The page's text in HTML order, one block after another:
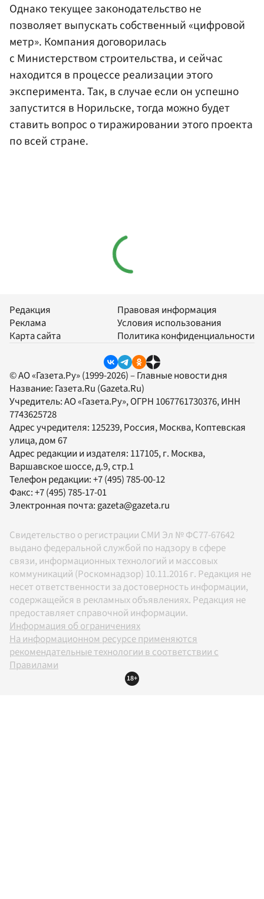
Однако текущее законодательство не
позволяет выпускать собственный «цифровой
метр». Компания договорилась
с Министерством строительства, и сейчас
находится в процессе реализации этого
эксперимента. Так, в случае если он успешно
запустится в Норильске, тогда можно будет
ставить вопрос о тиражировании этого проекта
по всей стране.
Редакция
Реклама
Карта сайта
Правовая информация
Условия использования
Политика конфиденциальности
© АО «Газета.Ру» (1999-2026) – Главные новости дня
Название: Газета.Ru (Gazeta.Ru)
Учредитель:АО «Газета.Ру», ОГРН 1067761730376, ИНН
7743625728
Адрес учредителя: 125239, Россия, Москва, Коптевская
улица, дом 67
Адрес редакции и издателя: 117105, г. Москва,
Варшавское шоссе, д.9, стр.1
Телефон редакции:+7 (495) 785-00-12
Факс:+7 (495) 785-17-01
Электронная почта: gazeta@gazeta.ru
Свидетельство о регистрации СМИ Эл № ФС77-67642
выдано федеральной службой по надзору в сфере
связи, информационных технологий и массовых
коммуникаций (Роскомнадзор) 10.11.2016 г. Редакция не
несет ответственности за достоверность информации,
содержащейся в рекламных объявлениях. Редакция не
предоставляет справочной информации.
Информация об ограничениях
На информационном ресурсе применяются
рекомендательные технологии в соответствии с
Правилами
18+